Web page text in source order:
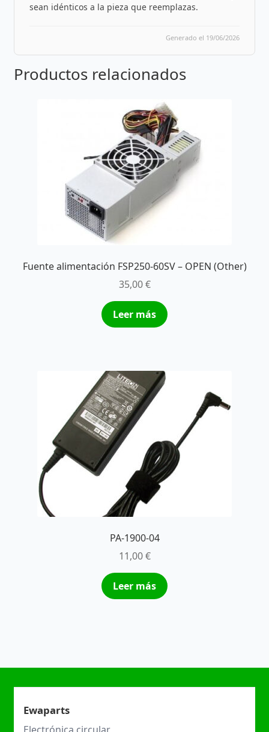
sean idénticos a la pieza que reemplazas.
Generado el 19/06/2026
Productos relacionados
Fuente alimentación FSP250-60SV – OPEN (Other)
35,00€
Leer más
PA-1900-04
11,00€
Leer más
Ewaparts